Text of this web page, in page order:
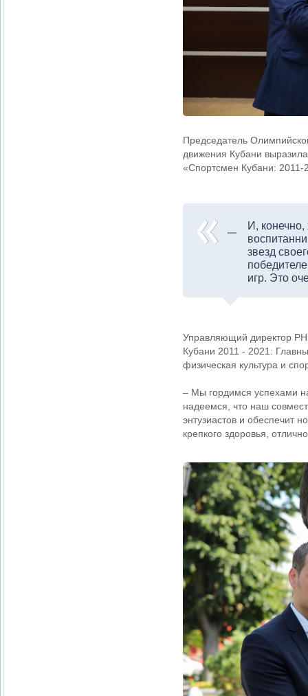
Председатель
движения Кубани
«Спортсмен Кубани: 2011-
И,
звезд
игр. Это
Управляющий директор
Кубани 2011 - 2021:
физическая культура и
– Мы гордимся успехами
надеемся, что наш
энтузиастов и обеспечит
крепкого здоровья,